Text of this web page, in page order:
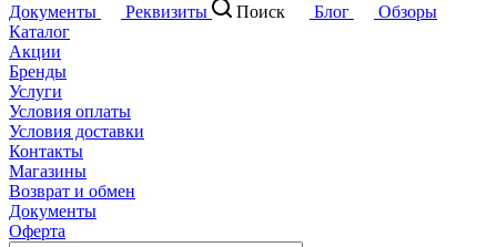
Документы
Реквизиты Поиск Блог
Обзоры
Каталог
Акции
Бренды
Услуги
Условия оплаты
Условия доставки
Контакты
Магазины
Возврат и обмен
Документы
Оферта